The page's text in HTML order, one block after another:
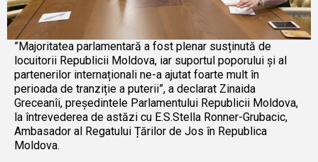
”Majoritatea parlamentară a fost plenar susținută de
locuitorii Republicii Moldova, iar suportul poporului și al
partenerilor internaționali ne-a ajutat foarte mult în
perioada de tranziție a puterii”, a declarat Zinaida
Greceanîi, președintele Parlamentului Republicii Moldova,
la întrevederea de astăzi cu E.S.Stella Ronner-Grubacic,
Ambasador al Regatului Țărilor de Jos în Republica
Moldova.